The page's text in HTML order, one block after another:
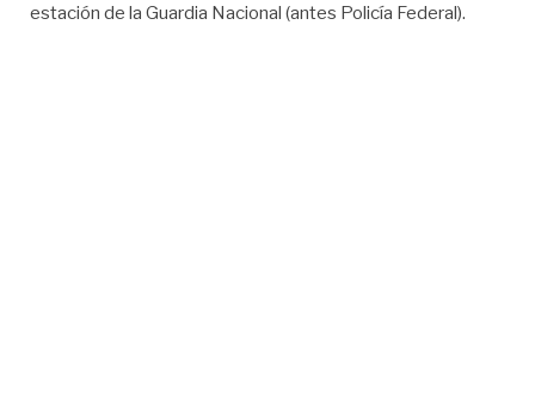
estación de la Guardia Nacional (antes Policía Federal).